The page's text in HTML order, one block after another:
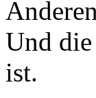
Und
ist.